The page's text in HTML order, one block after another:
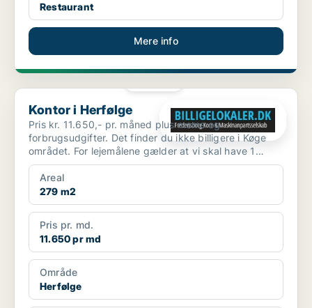
Restaurant
Mere info
Kontor i Herfølge
Kontor i Herfølge
Pris kr. 11.650,- pr. måned plus moms og
forbrugsudgifter. Det finder du ikke billigere i Køge
området. For lejemålene gælder at vi skal have 1
måneds foru...
Areal
279 m2
Pris pr. md.
11.650 pr md
Område
Herfølge